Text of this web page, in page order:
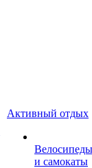
Активный отдых
Велосипеды
и самокаты